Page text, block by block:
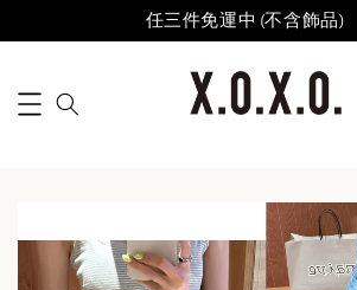
任三件免運中 (不含飾品)